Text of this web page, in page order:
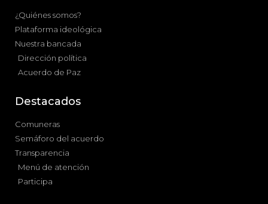
¿Quiénes somos?
Plataforma ideológica
Nuestra bancada
Dirección política
Acuerdo de Paz
Destacados
Comuneras
Semáforo del acuerdo
Transparencia
Menú de atención
Participa